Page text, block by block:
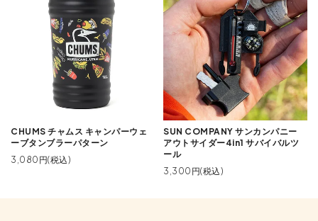
CHUMS チャムス キャンパーウェ
ーブタンブラーパターン
3,080円(税込)
SUN COMPANY サンカンパニー
アウトサイダー4in1 サバイバルツ
ール
3,300円(税込)